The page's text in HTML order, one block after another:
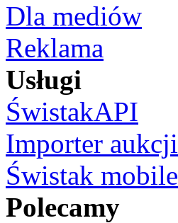
Dla mediów
Reklama
Usługi
ŚwistakAPI
Importer aukcji
Świstak mobile
Polecamy